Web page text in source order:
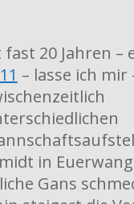
fast 20 Jahren –
– lasse ich mir
in
Gans